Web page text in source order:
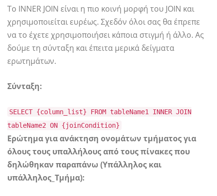
Το INNER JOIN είναι η πιο κοινή μορφή του JOIN και
χρησιμοποιείται ευρέως. Σχεδόν όλοι σας θα έπρεπε
να το έχετε χρησιμοποιήσει κάποια στιγμή ή άλλο. Ας
δούμε τη σύνταξη και έπειτα μερικά δείγματα
ερωτημάτων.
Σύνταξη:
SELECT {column_list} FROM tableName1 INNER JOIN
tableName2 ON {joinCondition}
Ερώτημα για ανάκτηση ονομάτων τμήματος για
όλους τους υπαλλήλους από τους πίνακες που
δηλώθηκαν παραπάνω (Υπάλληλος και
υπάλληλος_Τμήμα):